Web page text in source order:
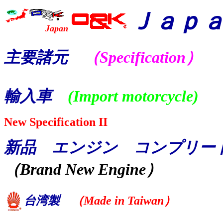
Japan Ｊａｐ
主要諸元（Specification）
輸入車 (Import motorcycle)
New Specification II
新品 エンジン コンプリー
（Brand New Engine）
台湾製 （Made in Taiwan）